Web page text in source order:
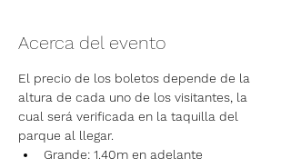
Acerca del evento
El precio de los boletos depende de la
altura de cada uno de los visitantes, la
cual será verificada en la taquilla del
parque al llegar.
Grande: 1.40m en adelante